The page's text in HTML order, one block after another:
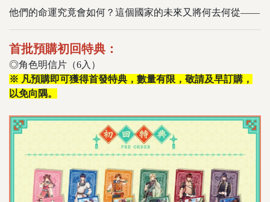
他們的命運究竟會如何？這個國家的未來又將何去何從——
首批預購初回特典：
◎角色明信片（6入）
※ 凡預購即可獲得首發特典，數量有限，敬請及早訂購，
以免向隅。